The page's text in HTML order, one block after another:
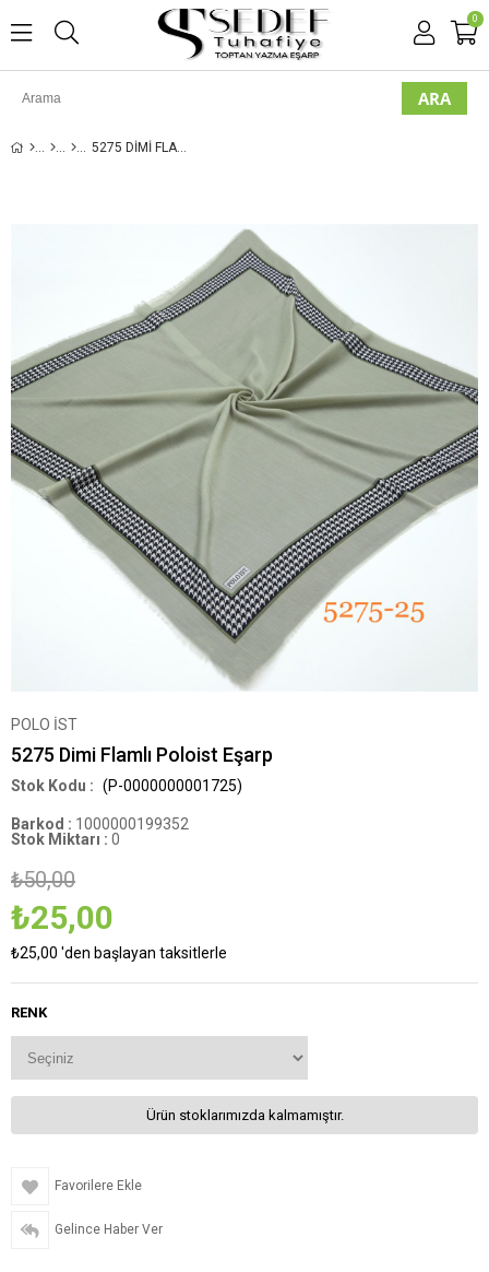
0
5275 DIMI FLAMLI POLOIST EŞARP
POLO İST
5275 Dimi Flamlı Poloist Eşarp
(P-0000000001725)
Barkod : 1000000199352
Stok Miktarı : 0
₺50,00
₺25,00
₺25,00 'den başlayan taksitlerle
RENK
Ürün stoklarımızda kalmamıştır.
Favorilere Ekle
Gelince Haber Ver